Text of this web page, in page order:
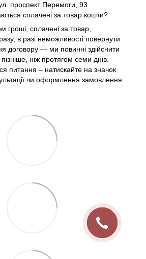
проспект Перемоги, 93
сплачені за товар кошти?
гроші, сплачені за товар,
в разі неможливості повернути
договору — ми повинні здійснити
ніж протягом семи днів.
питання – натискайте на значок
чи оформлення замовлення